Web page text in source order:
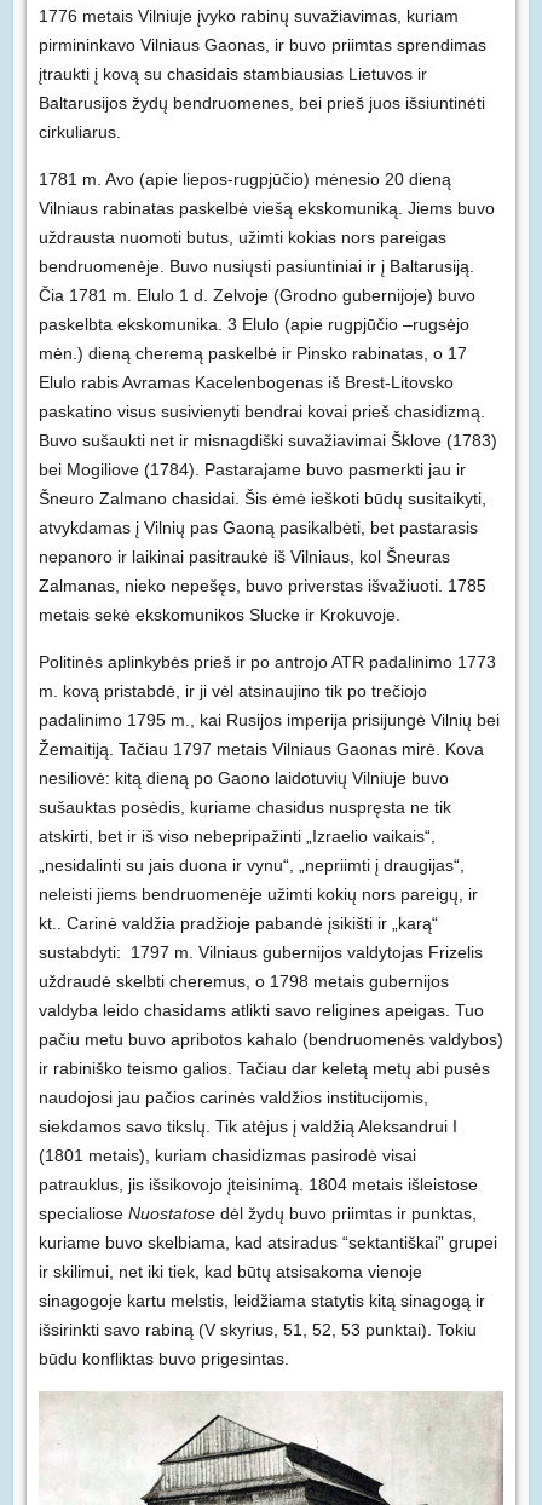
1776 metais Vilniuje įvyko rabinų suvažiavimas, kuriam
pirmininkavo Vilniaus Gaonas, ir buvo priimtas sprendimas
įtraukti į kovą su chasidais stambiausias Lietuvos ir
Baltarusijos žydų bendruomenes, bei prieš juos išsiuntinėti
cirkuliarus.
1781 m. Avo (apie liepos-rugpjūčio) mėnesio 20 dieną
Vilniaus rabinatas paskelbė viešą ekskomuniką. Jiems buvo
uždrausta nuomoti butus, užimti kokias nors pareigas
bendruomenėje. Buvo nusiųsti pasiuntiniai ir į Baltarusiją.
Čia 1781 m. Elulo 1 d. Zelvoje (Grodno gubernijoje) buvo
paskelbta ekskomunika. 3 Elulo (apie rugpjūčio –rugsėjo
mėn.) dieną cheremą paskelbė ir Pinsko rabinatas, o 17
Elulo rabis Avramas Kacelenbogenas iš Brest-Litovsko
paskatino visus susivienyti bendrai kovai prieš chasidizmą.
Buvo sušaukti net ir misnagdiški suvažiavimai Šklove (1783)
bei Mogiliove (1784). Pastarajame buvo pasmerkti jau ir
Šneuro Zalmano chasidai. Šis ėmė ieškoti būdų susitaikyti,
atvykdamas į Vilnių pas Gaoną pasikalbėti, bet pastarasis
nepanoro ir laikinai pasitraukė iš Vilniaus, kol Šneuras
Zalmanas, nieko nepešęs, buvo priverstas išvažiuoti. 1785
metais sekė ekskomunikos Slucke ir Krokuvoje.
Politinės aplinkybės prieš ir po antrojo ATR padalinimo 1773
m. kovą pristabdė, ir ji vėl atsinaujino tik po trečiojo
padalinimo 1795 m., kai Rusijos imperija prisijungė Vilnių bei
Žemaitiją. Tačiau 1797 metais Vilniaus Gaonas mirė. Kova
nesiliovė: kitą dieną po Gaono laidotuvių Vilniuje buvo
sušauktas posėdis, kuriame chasidus nuspręsta ne tik
atskirti, bet ir iš viso nebepripažinti „Izraelio vaikais“,
„nesidalinti su jais duona ir vynu“, „nepriimti į draugijas“,
neleisti jiems bendruomenėje užimti kokių nors pareigų, ir
kt.. Carinė valdžia pradžioje pabandė įsikišti ir „karą“
sustabdyti: 1797 m. Vilniaus gubernijos valdytojas Frizelis
uždraudė skelbti cheremus, o 1798 metais gubernijos
valdyba leido chasidams atlikti savo religines apeigas. Tuo
pačiu metu buvo apribotos kahalo (bendruomenės valdybos)
ir rabiniško teismo galios. Tačiau dar keletą metų abi pusės
naudojosi jau pačios carinės valdžios institucijomis,
siekdamos savo tikslų. Tik atėjus į valdžią Aleksandrui I
(1801 metais), kuriam chasidizmas pasirodė visai
patrauklus, jis išsikovojo įteisinimą. 1804 metais išleistose
specialiose Nuostatose dėl žydų buvo priimtas ir punktas,
kuriame buvo skelbiama, kad atsiradus “sektantiškai” grupei
ir skilimui, net iki tiek, kad būtų atsisakoma vienoje
sinagogoje kartu melstis, leidžiama statytis kitą sinagogą ir
išsirinkti savo rabiną (V skyrius, 51, 52, 53 punktai). Tokiu
būdu konfliktas buvo prigesintas.